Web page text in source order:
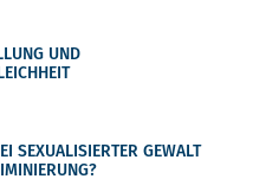
UND
SEXUALISIERTER GEWALT